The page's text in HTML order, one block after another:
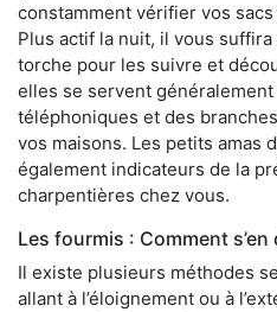
constamment vérifier vos
Plus actif la nuit, il vous suffira
torche pour les suivre et
elles se servent
téléphoniques et des
vos maisons. Les petits amas
également indicateurs de la
charpentières chez vous.
Les fourmis : Comment s’en
Il existe plusieurs méthodes
allant à l’éloignement ou à